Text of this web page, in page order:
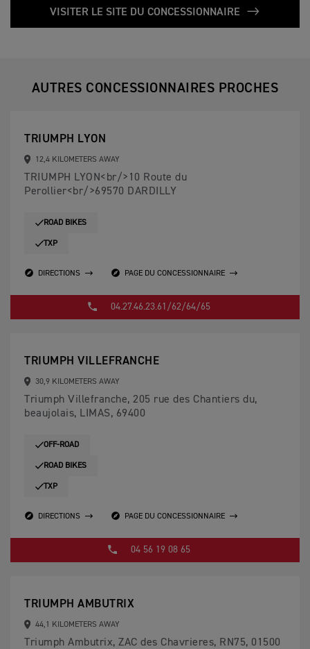
VISITER LE SITE DU CONCESSIONNAIRE
AUTRES CONCESSIONNAIRES PROCHES
TRIUMPH LYON
12,4 KILOMETERS AWAY
TRIUMPH LYON<br/>10 Route du
Perollier<br/>69570 DARDILLY
ROAD BIKES
TXP
DIRECTIONS PAGE DU CONCESSIONNAIRE
04.27.46.23.61/62/64/65
TRIUMPH VILLEFRANCHE
30,9 KILOMETERS AWAY
Triumph Villefranche, 205 rue des Chantiers du,
beaujolais, LIMAS, 69400
OFF-ROAD
ROAD BIKES
TXP
DIRECTIONS PAGE DU CONCESSIONNAIRE
04 56 19 08 65
TRIUMPH AMBUTRIX
44,1 KILOMETERS AWAY
Triumph Ambutrix, ZAC des Chavrieres, RN75, 01500